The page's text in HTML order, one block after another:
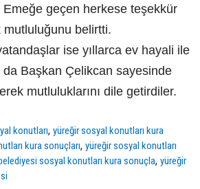
Emeğe geçen herkese teşekkür
belirtti.
ise yıllarca ev hayali ile
da Başkan Çelikcan sayesinde
mutluluklarını dile getirdiler.
konutları,yüreğir sosyal konutları kura
kura sonuçları, yüreğir sosyal konutları
sosyal konutları kura sonuçla, yüreğir